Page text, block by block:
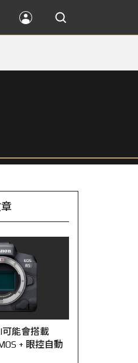
可能會搭載
+ 眼控自動